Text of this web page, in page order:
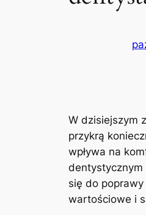
W‍ dzisiejszym
przykrą
wpływa na
dentystycznym
się do
wartościowe i